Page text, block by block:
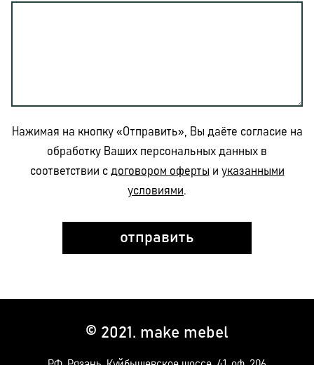
Нажимая на кнопку «Отправить», Вы даёте согласие на
обработку Ваших персональных данных в
соответствии с договором оферты и указанными
условиями.
© 2021. make mebel